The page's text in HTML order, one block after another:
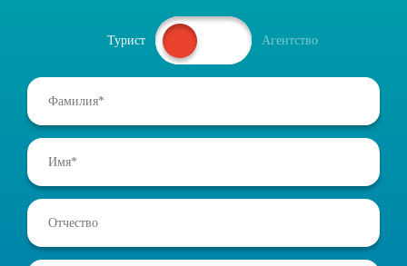
Турист Агентство